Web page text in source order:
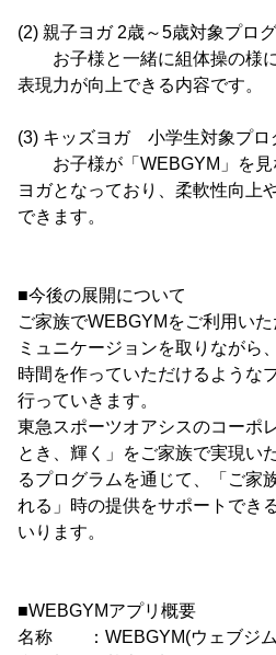
(2) 親子ヨガ 2歳～5歳対象プロ
お子様と一緒に組体操の様
表現力が向上できる内容です。
(3) キッズヨガ 小学生対象プロ
お子様が「WEBGYM」を見
ヨガとなっており、柔軟性向上
できます。
■今後の展開について
ご家族でWEBGYMをご利用い
ミュニケージョンを取りながら
時間を作っていただけるような
行っていきます。
東急スポーツオアシスのコーポ
とき、輝く」をご家族で実現い
るプログラムを通じて、「ご家
れる」時の提供をサポートでき
いります。
■WEBGYMアプリ概要
名称 ：WEBGYM(ウェブジ